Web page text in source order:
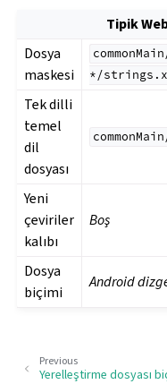
Tipik
Dosya
maskesi
*/
Tek dilli
temel
dil
dosyası
Yeni
çeviriler
kalıbı
Boş
Dosya
biçimi
Android
Previous
Yerelleştirme dosyası